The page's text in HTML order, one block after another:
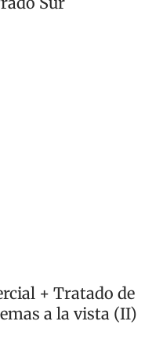
+ Tratado de
a la vista (II)